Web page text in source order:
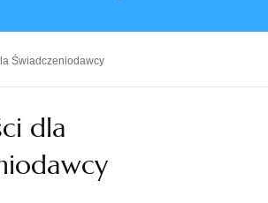
Świadczeniodawcy
dla